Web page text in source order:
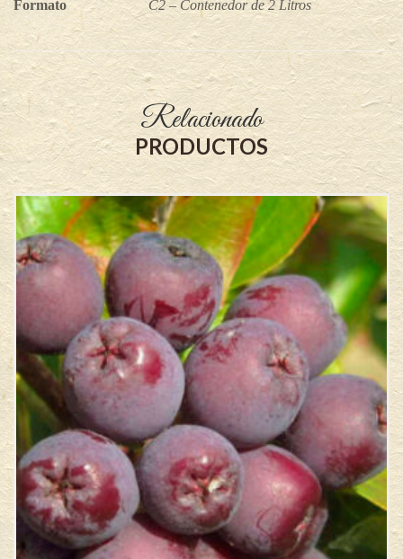
Formato C2 – Contenedor de 2 Litros
Relacionado
PRODUCTOS